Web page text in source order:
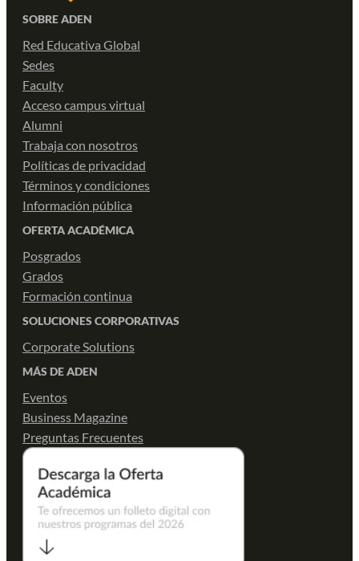
SOBRE ADEN
Red Educativa Global
Sedes
Faculty
Acceso campus virtual
Alumni
Trabaja con nosotros
Políticas de privacidad
Términos y condiciones
Información pública
OFERTA ACADÉMICA
Posgrados
Grados
Formación continua
SOLUCIONES CORPORATIVAS
Corporate Solutions
MÁS DE ADEN
Eventos
Business Magazine
Preguntas Frecuentes